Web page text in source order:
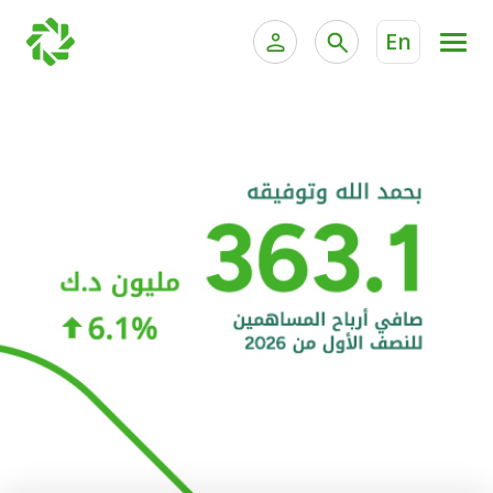
En
الخدمات المصرفية الإلكترونية للشركات
خدمة "بيتك" للتداول الإلكتروني
الحسابات المصرفية
البطاقات
"برامج العملاء"